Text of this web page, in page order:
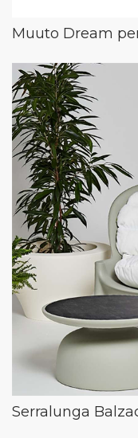
Muuto Dream
Serralunga